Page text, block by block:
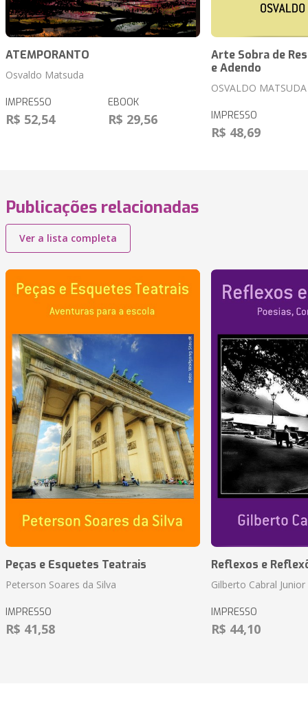
ATEMPORANTO
Osvaldo Matsuda
IMPRESSO
R$ 52,54
EBOOK
R$ 29,56
Arte Sobra de
e Adendo
OSVALDO MATSUDA
IMPRESSO
R$ 48,69
Publicações relacionadas
Ver a lista completa
Peças e Esquetes Teatrais
Peterson Soares da Silva
IMPRESSO
R$ 41,58
Reflexos e
Gilberto Cabral Junior
IMPRESSO
R$ 44,10